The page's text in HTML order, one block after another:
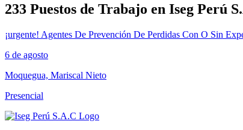
233 Puestos de Trabajo en Iseg Perú
¡urgente! Agentes De Prevención De Perdidas Con O Sin
6 de agosto
Moquegua, Mariscal Nieto
Presencial